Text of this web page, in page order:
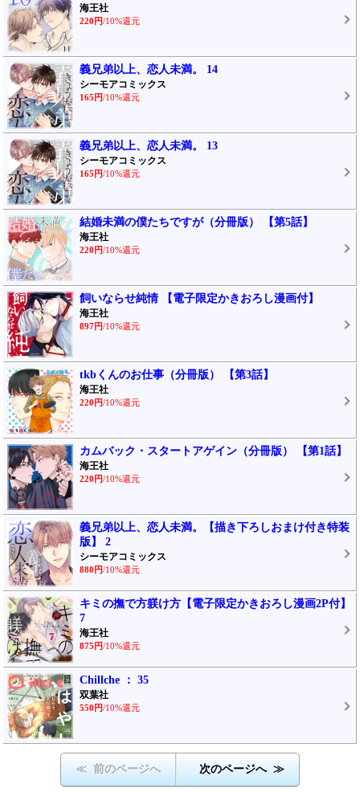
海王社
220円/10%還元
義兄弟以上、恋人未満。 14
シーモアコミックス
165円/10%還元
義兄弟以上、恋人未満。 13
シーモアコミックス
165円/10%還元
結婚未満の僕たちですが（分冊版） 【第5話】
海王社
220円/10%還元
飼いならせ純情 【電子限定かきおろし漫画付】
海王社
897円/10%還元
tkbくんのお仕事（分冊版） 【第3話】
海王社
220円/10%還元
カムバック・スタートアゲイン（分冊版） 【第1話】
海王社
220円/10%還元
義兄弟以上、恋人未満。【描き下ろしおまけ付き特装
版】 2
シーモアコミックス
880円/10%還元
キミの撫で方躾け方【電子限定かきおろし漫画2P付】
7
海王社
875円/10%還元
Chillche ： 35
双葉社
550円/10%還元
≪ 前のページへ 次のページへ ≫